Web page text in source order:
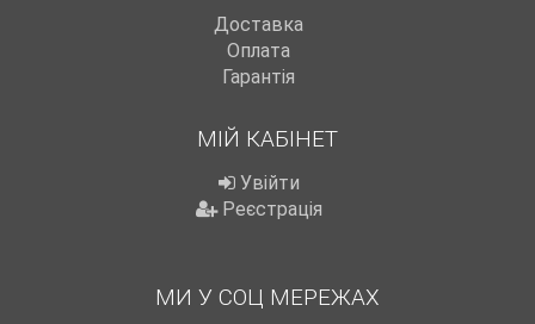
Доставка
Оплата
Гарантія
МІЙ КАБІНЕТ
Увійти
Реєстрація
МИ У СОЦ МЕРЕЖАХ